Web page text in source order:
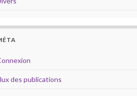
des publications